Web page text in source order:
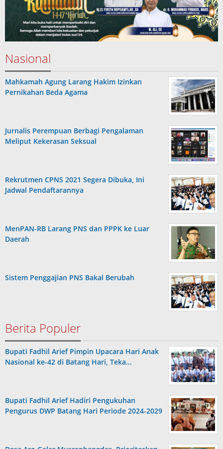
Nasional
Mahkamah Agung Larang Hakim Izinkan
Pernikahan Beda Agama
Jurnalis Perempuan Berbagi Pengalaman
Meliput Kekerasan Seksual
Rekrutmen CPNS 2021 Segera Dibuka, Ini
Jadwal Pendaftarannya
MenPAN-RB Larang PNS dan PPPK ke Luar
Daerah
Sistem Penggajian PNS Bakal Berubah
Berita Populer
Bupati Fadhil Arief Pimpin Upacara Hari Anak
Nasional ke-42 di Batang Hari, Teka…
Bupati Fadhil Arief Hadiri Pengukuhan
Pengurus DWP Batang Hari Periode 2024-2029